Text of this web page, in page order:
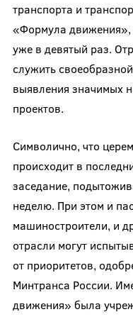
транспорта и
«Формула движения»,
уже в девятый раз.
служить
выявления значимых
проектов.
Символично, что
происходит в
заседание,
неделю. При этом и
машиностроители, и
отрасли могут
от приоритетов,
Минтранса России.
движения» была